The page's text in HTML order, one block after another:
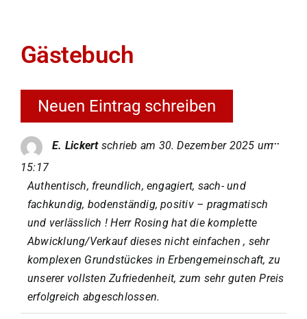
Kontakt
Impressum/Datenschutz
Gästebuch
E. Lickert schrieb am 30. Dezember 2025 um
15:17
Authentisch, freundlich, engagiert, sach- und
fachkundig, bodenständig, positiv – pragmatisch
und verlässlich ! Herr Rosing hat die komplette
Abwicklung/Verkauf dieses nicht einfachen , sehr
komplexen Grundstückes in Erbengemeinschaft, zu
unserer vollsten Zufriedenheit, zum sehr guten Preis
erfolgreich abgeschlossen.
...